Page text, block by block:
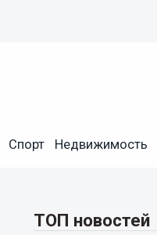
Спорт Недвижимость
ТОП новостей